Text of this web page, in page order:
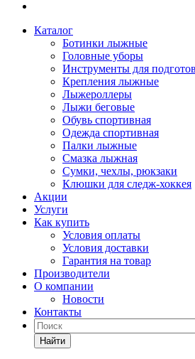
Каталог
Ботинки лыжные
Головные уборы
Инструменты для
Крепления лыжные
Лыжероллеры
Лыжи беговые
Обувь спортивная
Одежда спортивная
Палки лыжные
Смазка лыжная
Сумки, чехлы, рюкзаки
Клюшки для следж-хоккея
Акции
Услуги
Как купить
Условия оплаты
Условия доставки
Гарантия на товар
Производители
О компании
Новости
Контакты
Найти